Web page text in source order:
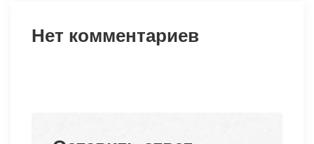
Нет комментариев